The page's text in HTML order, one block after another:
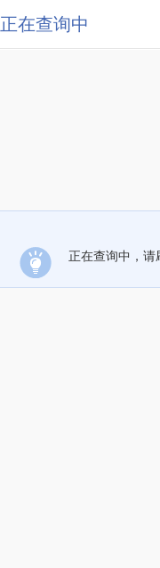
正在查询中
正在查询中，请